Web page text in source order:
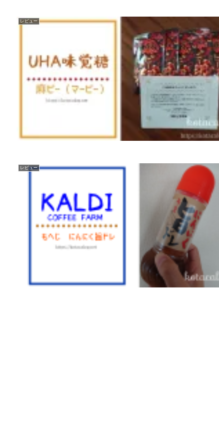
レビュー
レビュー